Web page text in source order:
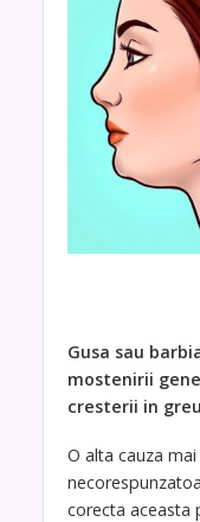
Gusa sau
mostenirii
cresterii in
O alta cauza
corecta aceasta